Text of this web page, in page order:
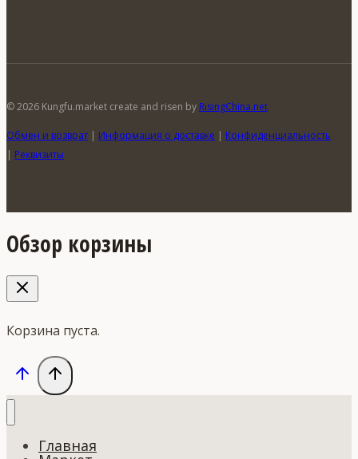
© 2026 Kungfu.market create and risen by RisingChina.net
Обмен и возврат | Информация о доставке | Конфиденциальность
| Реквизиты
Обзор корзины
Корзина пуста.
Главная